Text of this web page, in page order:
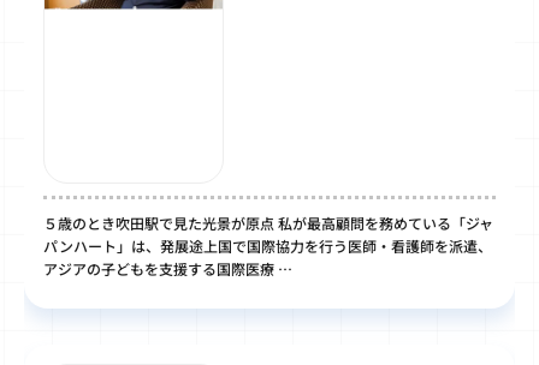
５歳のとき吹田駅で見た光景が原点 私が最高顧問を務めている「ジャ
パンハート」は、発展途上国で国際協力を行う医師・看護師を派遣、
アジアの子どもを支援する国際医療 …